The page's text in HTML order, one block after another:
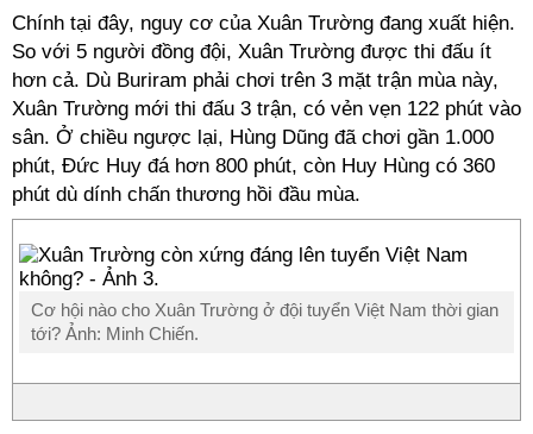
Chính tại đây, nguy cơ của Xuân Trường đang xuất hiện.
So với 5 người đồng đội, Xuân Trường được thi đấu ít
hơn cả. Dù Buriram phải chơi trên 3 mặt trận mùa này,
Xuân Trường mới thi đấu 3 trận, có vẻn vẹn 122 phút vào
sân. Ở chiều ngược lại, Hùng Dũng đã chơi gần 1.000
phút, Đức Huy đá hơn 800 phút, còn Huy Hùng có 360
phút dù dính chấn thương hồi đầu mùa.
Cơ hội nào cho Xuân Trường ở đội tuyển Việt Nam thời gian
tới? Ảnh: Minh Chiến.